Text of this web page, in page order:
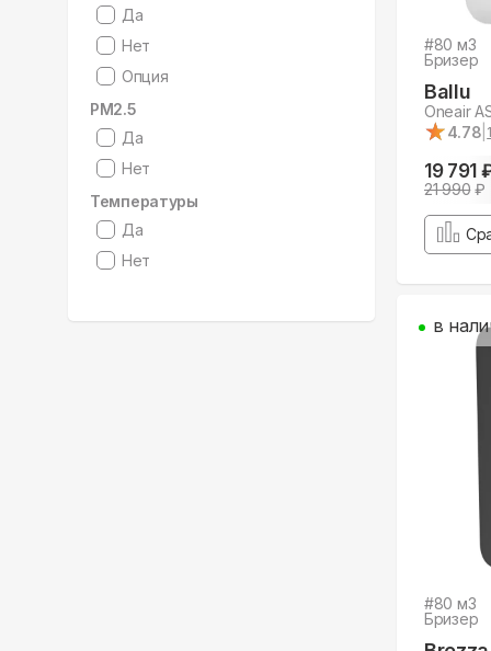
Да
Нет
Опция
PM2.5
Да
Нет
Температуры
Да
Нет
#80 м3
Бризер
Ballu
Oneair
★
★4.78
19 791
21 990₽
#80 м3
Бризер
в